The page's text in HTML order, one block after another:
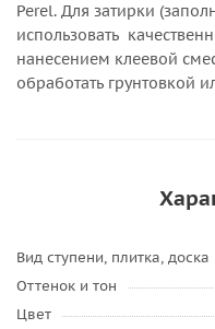
Perel. Для затирки
использовать
нанесением клеевой
обработать грунтовкой
Вид ступени, плитка, доска
Оттенок и тон
Цвет